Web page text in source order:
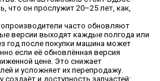
что он прослужит 20–25 лет, как,
часто обновляют
версии выходят каждые полгода или
год после покупки машина может
если её обновлённая версия
цене. Это снижает
и усложняет их перепродажу.
и доступность запчастей: